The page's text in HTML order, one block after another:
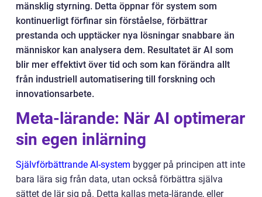
mänsklig styrning. Detta öppnar för system som
kontinuerligt förfinar sin förståelse, förbättrar
prestanda och upptäcker nya lösningar snabbare än
människor kan analysera dem. Resultatet är AI som
blir mer effektivt över tid och som kan förändra allt
från industriell automatisering till forskning och
innovationsarbete.
Meta-lärande: När AI optimerar
sin egen inlärning
Självförbättrande AI-system bygger på principen att inte
bara lära sig från data, utan också förbättra själva
sättet de lär sig på. Detta kallas meta-lärande, eller